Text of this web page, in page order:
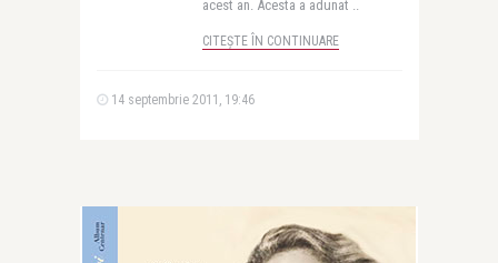
acest an. Acesta a adunat ..
CITEȘTE ÎN CONTINUARE
14 septembrie 2011, 19:46